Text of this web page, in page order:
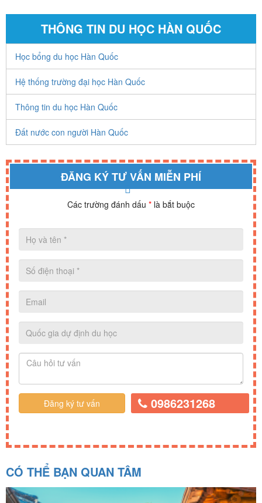
THÔNG TIN DU HỌC HÀN QUỐC
Học bổng du học Hàn Quốc
Hệ thống trường đại học Hàn Quốc
Thông tin du học Hàn Quốc
Đất nước con người Hàn Quốc
ĐĂNG KÝ TƯ VẤN MIỄN PHÍ
Các trường đánh dấu * là bắt buộc
0986231268
CÓ THỂ BẠN QUAN TÂM